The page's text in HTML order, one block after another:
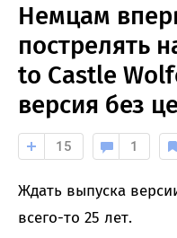
Немцам
пострелять
to Castle
версия без
15 1
Ждать выпуска
всего-то 25 лет.